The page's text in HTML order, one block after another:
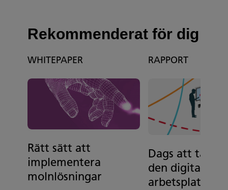
Rekommenderat för dig
WHITEPAPER
Rätt sätt att
implementera
molnlösningar
RAPPORT
Dags att ta till
den digitala
arbetsplatsen